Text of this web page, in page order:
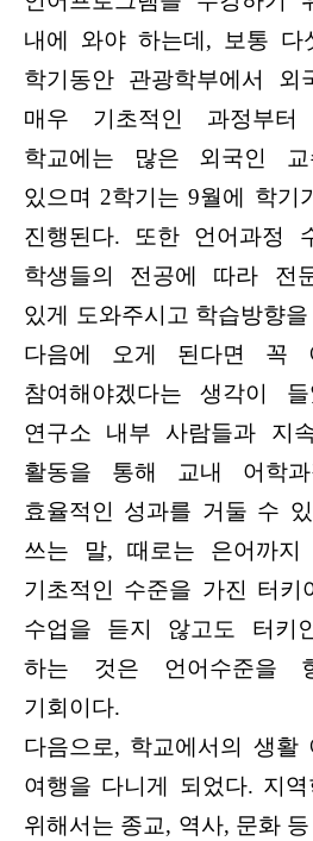
내에 와야 하는데, 보통
학기동안 관광학부에서 외
매우 기초적인 과정부터
학교에는 많은 외국인 교
있으며 2학기는 9월에 학기
진행된다. 또한 언어과정
학생들의 전공에 따라 전
있게 도와주시고 학습방향
다음에 오게 된다면 꼭
참여해야겠다는 생각이
연구소 내부 사람들과 지
활동을 통해 교내 어학
효율적인 성과를 거둘 수
쓰는 말, 때로는 은어까
기초적인 수준을 가진 터키
수업을 듣지 않고도 터키
하는 것은 언어수준을
기회이다.
다음으로, 학교에서의 생활
여행을 다니게 되었다. 지역
위해서는 종교, 역사, 문화